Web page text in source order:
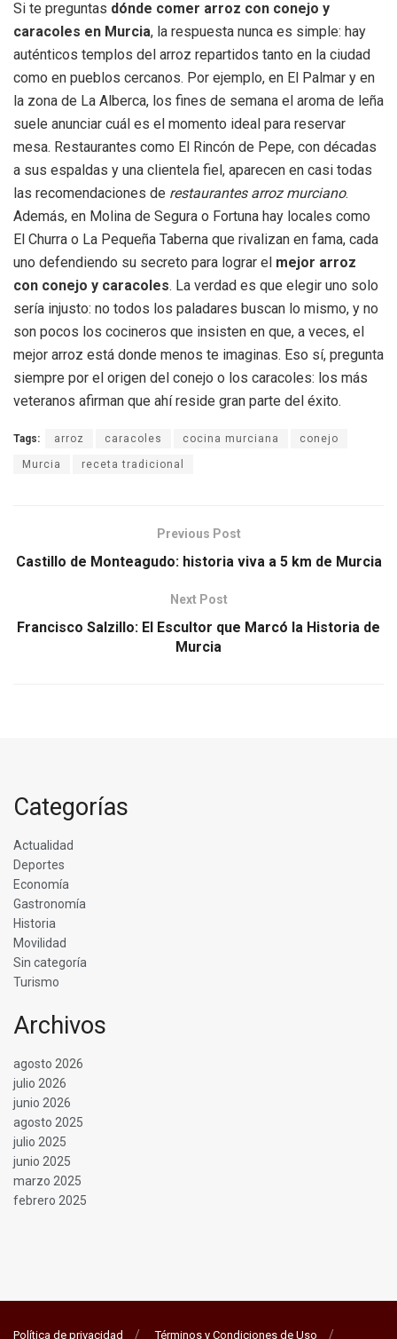
Si te preguntas dónde comer arroz con conejo y
caracoles en Murcia, la respuesta nunca es simple: hay
auténticos templos del arroz repartidos tanto en la ciudad
como en pueblos cercanos. Por ejemplo, en El Palmar y en
la zona de La Alberca, los fines de semana el aroma de leña
suele anunciar cuál es el momento ideal para reservar
mesa. Restaurantes como El Rincón de Pepe, con décadas
a sus espaldas y una clientela fiel, aparecen en casi todas
las recomendaciones de restaurantes arroz murciano.
Además, en Molina de Segura o Fortuna hay locales como
El Churra o La Pequeña Taberna que rivalizan en fama, cada
uno defendiendo su secreto para lograr el mejor arroz
con conejo y caracoles. La verdad es que elegir uno solo
sería injusto: no todos los paladares buscan lo mismo, y no
son pocos los cocineros que insisten en que, a veces, el
mejor arroz está donde menos te imaginas. Eso sí, pregunta
siempre por el origen del conejo o los caracoles: los más
veteranos afirman que ahí reside gran parte del éxito.
Tags: arroz caracoles cocina murciana conejo
Murcia receta tradicional
Previous Post
Castillo de Monteagudo: historia viva a 5 km de Murcia
Next Post
Francisco Salzillo: El Escultor que Marcó la Historia de
Murcia
Categorías
Actualidad
Deportes
Economía
Gastronomía
Historia
Movilidad
Sin categoría
Turismo
Archivos
agosto 2026
julio 2026
junio 2026
agosto 2025
julio 2025
junio 2025
marzo 2025
febrero 2025
Política de privacidad Términos y Condiciones de Uso